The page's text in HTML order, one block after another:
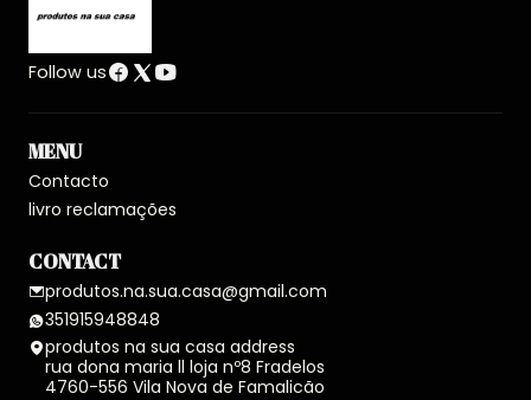
Follow us
MENU
Contacto
livro reclamações
CONTACT
produtos.na.sua.casa@gmail.com
351915948848
produtos na sua casa address
rua dona maria ll loja nº8 Fradelos
4760-556 Vila Nova de Famalicão